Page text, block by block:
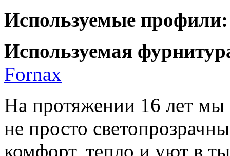
Используемые профили:
Используемая
Fornax
На протяжении 16 лет мы
не просто
комфорт, тепло и уют в